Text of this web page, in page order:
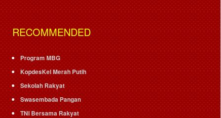
RECOMMENDED
Program MBG
KopdesKel Merah Putih
Sekolah Rakyat
Swasembada Pangan
TNI Bersama Rakyat